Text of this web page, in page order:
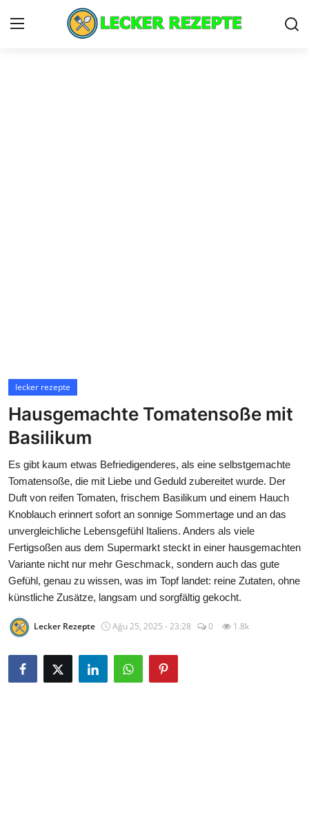
lecker rezepte
Hausgemachte Tomatensoße mit
Basilikum
Es gibt kaum etwas Befriedigenderes, als eine selbstgemachte
Tomatensoße, die mit Liebe und Geduld zubereitet wurde. Der
Duft von reifen Tomaten, frischem Basilikum und einem Hauch
Knoblauch erinnert sofort an sonnige Sommertage und an das
unvergleichliche Lebensgefühl Italiens. Anders als viele
Fertigsoßen aus dem Supermarkt steckt in einer hausgemachten
Variante nicht nur mehr Geschmack, sondern auch das gute
Gefühl, genau zu wissen, was im Topf landet: reine Zutaten, ohne
künstliche Zusätze, langsam und sorgfältig gekocht.
Lecker Rezepte Ağu 25, 2025 - 23:28 0 1.8k